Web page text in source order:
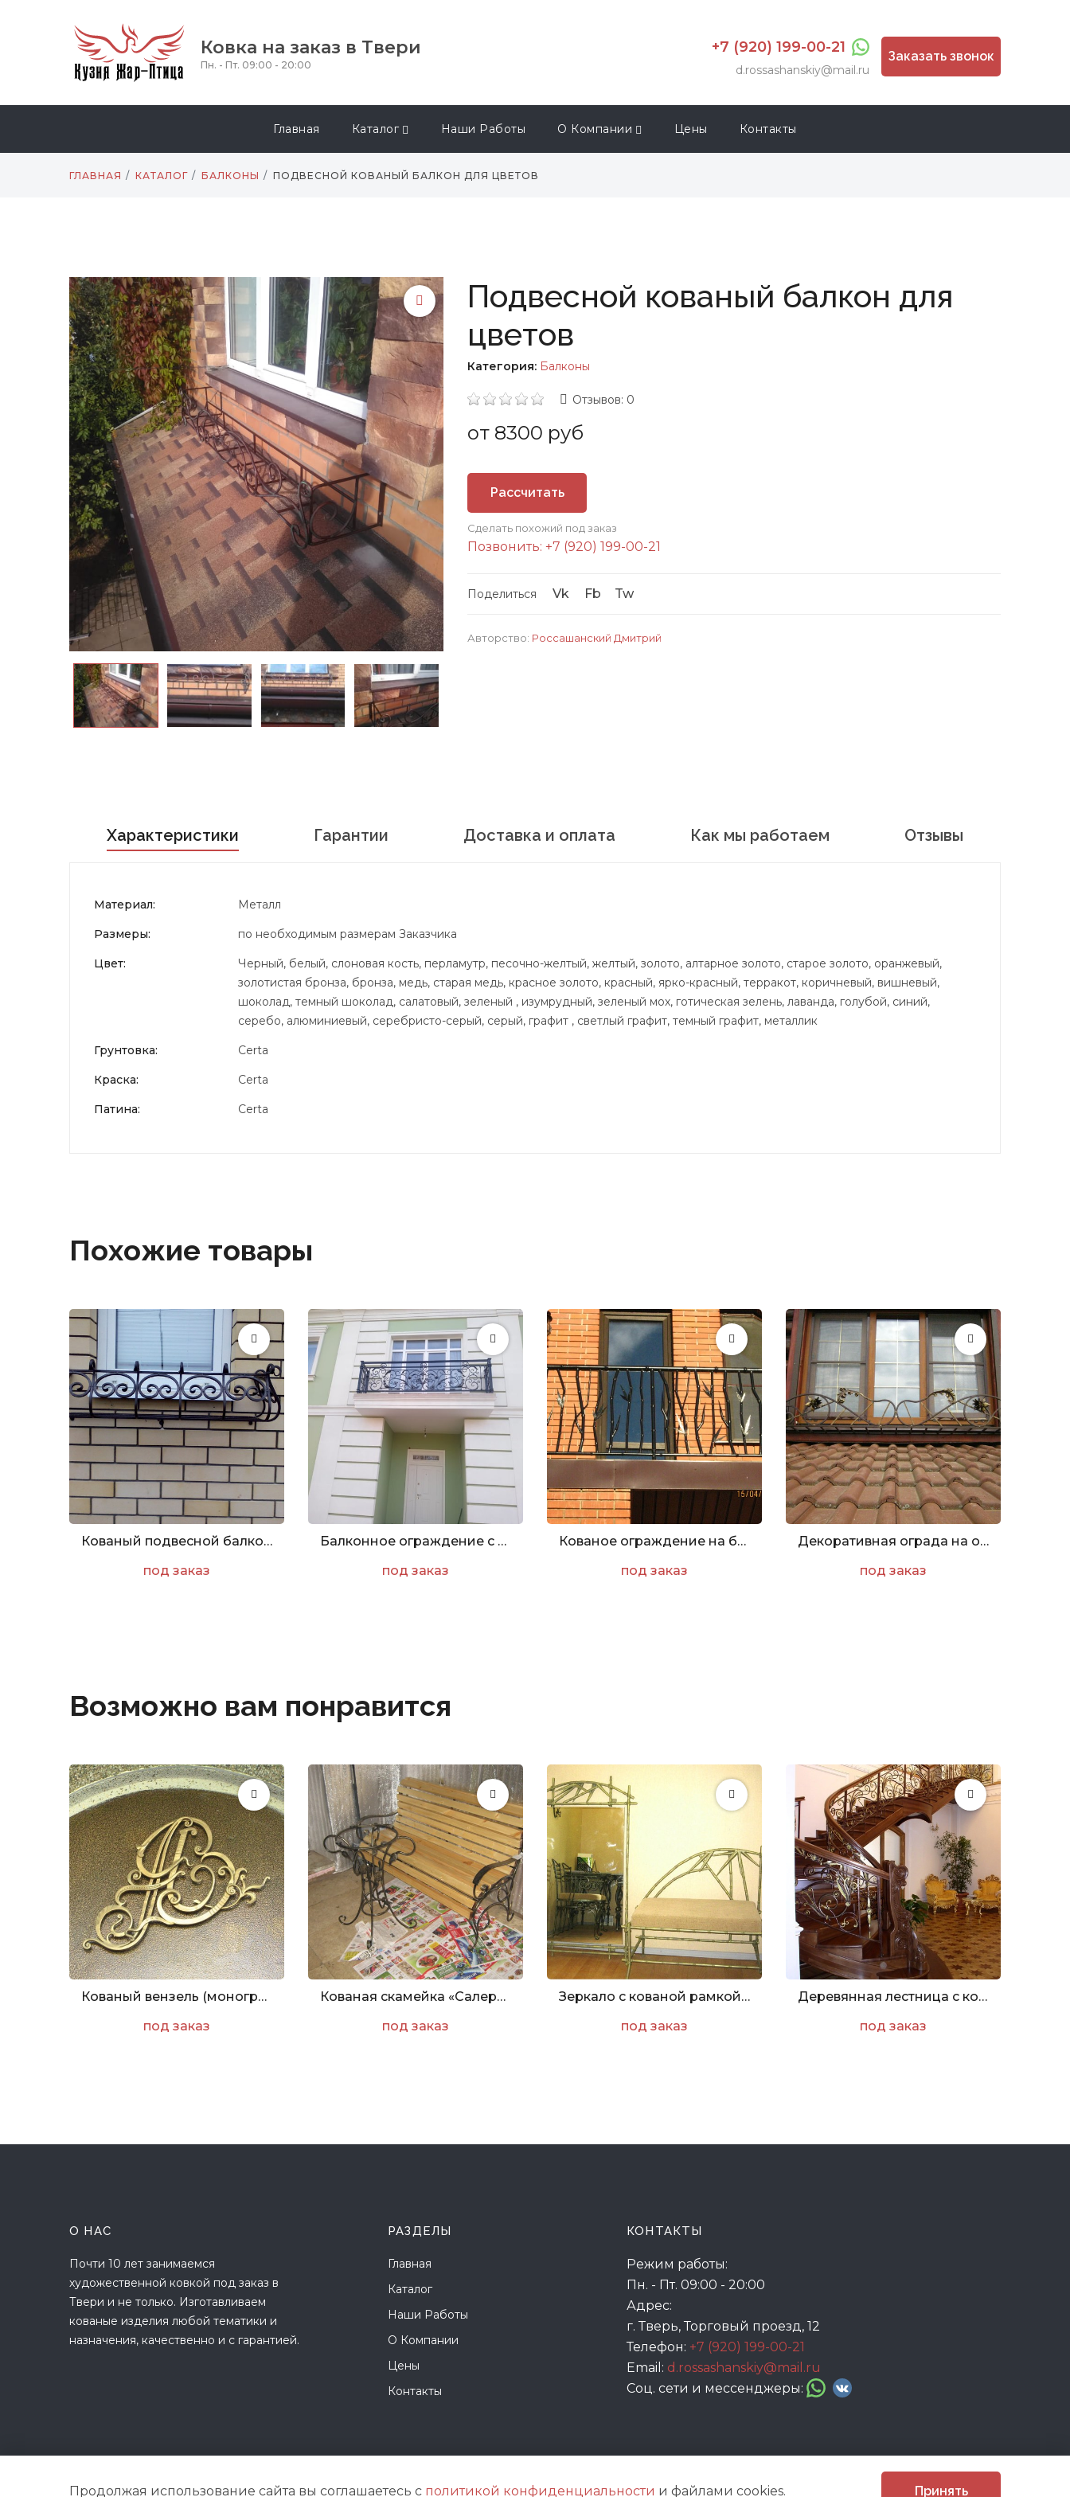
Ковка на заказ в Твери
Пн. - Пт. 09:00 - 20:00
+7 (920) 199-00-21
d.rossashanskiy@mail.ru
Заказать звонок
Главная Каталог Наши Работы О Компании Цены Контакты
ГЛАВНАЯ КАТАЛОГ БАЛКОНЫ ПОДВЕСНОЙ КОВАНЫЙ БАЛКОН ДЛЯ ЦВЕТОВ
Подвесной кованый балкон для
цветов
Категория: Балконы
Отзывов: 0
от 8300 руб
Рассчитать
стоимость
Сделать похожий под заказ
Позвонить: +7 (920) 199-00-21
Поделиться Vk Fb Tw
Авторство: Россашанский Дмитрий
Характеристики Гарантии Доставка и оплата Как мы работаем Отзывы
Материал: Металл
Размеры: по необходимым размерам Заказчика
Цвет:
Черный, белый, слоновая кость, перламутр, песочно-желтый, желтый, золото, алтарное золото, старое золото, оранжевый,
золотистая бронза, бронза, медь, старая медь, красное золото, красный, ярко-красный, терракот, коричневый, вишневый,
шоколад, темный шоколад, салатовый, зеленый , изумрудный, зеленый мох, готическая зелень, лаванда, голубой, синий,
серебо, алюминиевый, серебристо-серый, серый, графит , светлый графит, темный графит, металлик
Грунтовка: Certa
Краска: Certa
Патина: Certa
Похожие товары
Кованый подвесной балкончик для цветов
под заказ
Балконное ограждение с художественной ковкой
под заказ
Кованое ограждение на балкон с узором листьев бамбука
под заказ
Декоративная ограда на окно в форме кованого балкона
под заказ
Возможно вам понравится
Кованый вензель (монограмма)
под заказ
Кованая скамейка «Салерно»
под заказ
Зеркало с кованой рамкой "Бамбук"
под заказ
Деревянная лестница с коваными перилами
под заказ
О НАС
Почти 10 лет занимаемся
художественной ковкой под заказ в
Твери и не только. Изготавливаем
кованые изделия любой тематики и
назначения, качественно и с гарантией.
РАЗДЕЛЫ
Главная
Каталог
Наши Работы
О Компании
Цены
Контакты
КОНТАКТЫ
Режим работы:
Пн. - Пт. 09:00 - 20:00
Адрес:
г. Тверь, Торговый проезд, 12
Телефон: +7 (920) 199-00-21
Email: d.rossashanskiy@mail.ru
Соц. сети и мессенджеры:
Продолжая использование сайта вы соглашаетесь с политикой конфиденциальности и файлами cookies. Принять